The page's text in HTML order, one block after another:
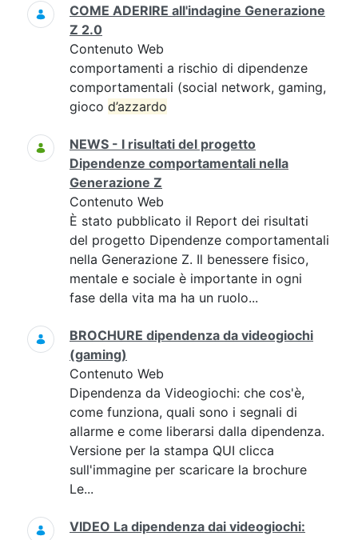
COME ADERIRE all'indagine Generazione
Z 2.0
Contenuto Web
comportamenti a rischio di dipendenze
comportamentali (social network, gaming,
gioco d’azzardo
NEWS - I risultati del progetto
Dipendenze comportamentali nella
Generazione Z
Contenuto Web
È stato pubblicato il Report dei risultati
del progetto Dipendenze comportamentali
nella Generazione Z. Il benessere fisico,
mentale e sociale è importante in ogni
fase della vita ma ha un ruolo...
BROCHURE dipendenza da videogiochi
(gaming)
Contenuto Web
Dipendenza da Videogiochi: che cos'è,
come funziona, quali sono i segnali di
allarme e come liberarsi dalla dipendenza.
Versione per la stampa QUI clicca
sull'immagine per scaricare la brochure
Le...
VIDEO La dipendenza dai videogiochi: